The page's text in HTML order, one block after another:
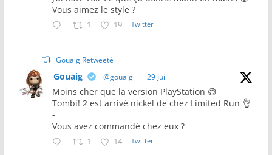
Vous aimez le style ?
1 19 Twitter
Gouaig Retweeté
Gouaig @gouaig · 29 Juil
Moins cher que la version PlayStation 😅
Tombi! 2 est arrivé nickel de chez Limited Run 👌
-
Vous avez commandé chez eux ?
1 14 Twitter